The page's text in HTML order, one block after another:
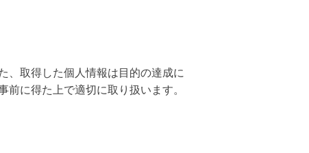
、取得した個人情報は目的の達成に
に得た上で適切に取り扱います。